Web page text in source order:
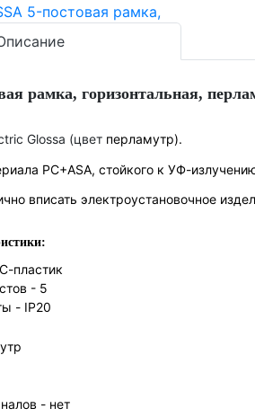
рамка, горизонтальная,
Glossa (цвет перламутр).
PС+ASA, стойкого к УФ-
вписать электроустановочное
пластик
- 5
- IP20
- нет